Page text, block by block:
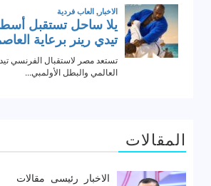
المقالات
الاخبار رئيسى مقالات